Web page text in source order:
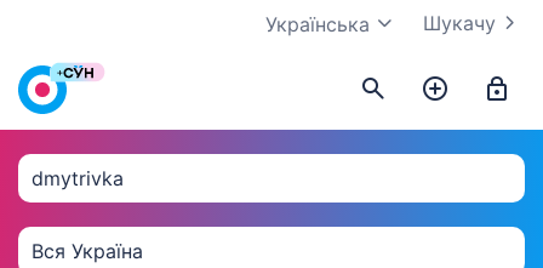
Шукачу
Українська